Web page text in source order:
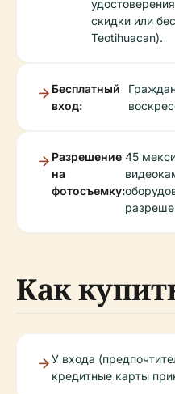
скидки или
Teotihuacan).
Бесплатный
вход:
Разрешение
на
фотосъемку:
45
Как
У входа
кредитные карты